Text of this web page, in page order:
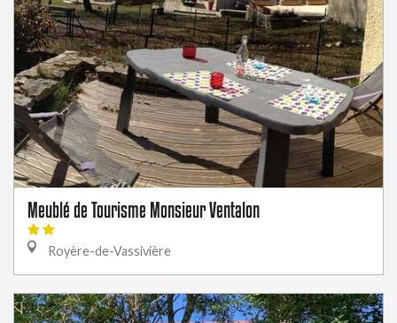
Meublé de Tourisme Monsieur Ventalon
Royère-de-Vassivière